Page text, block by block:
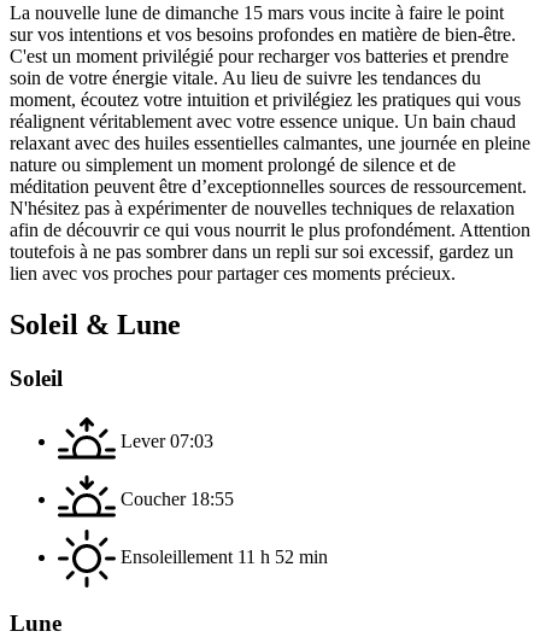
La nouvelle lune de dimanche 15 mars vous incite à faire le point
sur vos intentions et vos besoins profondes en matière de bien-être.
C'est un moment privilégié pour recharger vos batteries et prendre
soin de votre énergie vitale. Au lieu de suivre les tendances du
moment, écoutez votre intuition et privilégiez les pratiques qui vous
réalignent véritablement avec votre essence unique. Un bain chaud
relaxant avec des huiles essentielles calmantes, une journée en pleine
nature ou simplement un moment prolongé de silence et de
méditation peuvent être d’exceptionnelles sources de ressourcement.
N'hésitez pas à expérimenter de nouvelles techniques de relaxation
afin de découvrir ce qui vous nourrit le plus profondément. Attention
toutefois à ne pas sombrer dans un repli sur soi excessif, gardez un
lien avec vos proches pour partager ces moments précieux.
Soleil & Lune
Soleil
Lever 07:03
Coucher 18:55
Ensoleillement 11 h 52 min
Lune